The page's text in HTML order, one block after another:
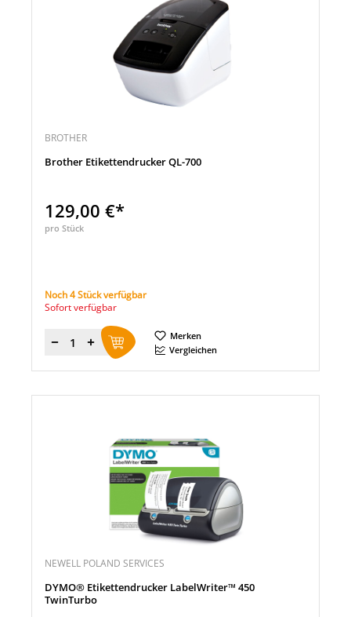
BROTHER
Brother Etikettendrucker QL-700
129,00 €*
pro Stück
Noch 4 Stück verfügbar
Sofort verfügbar
Menge
Merken
Vergleichen
NEWELL POLAND SERVICES
DYMO® Etikettendrucker LabelWriter™ 450
TwinTurbo